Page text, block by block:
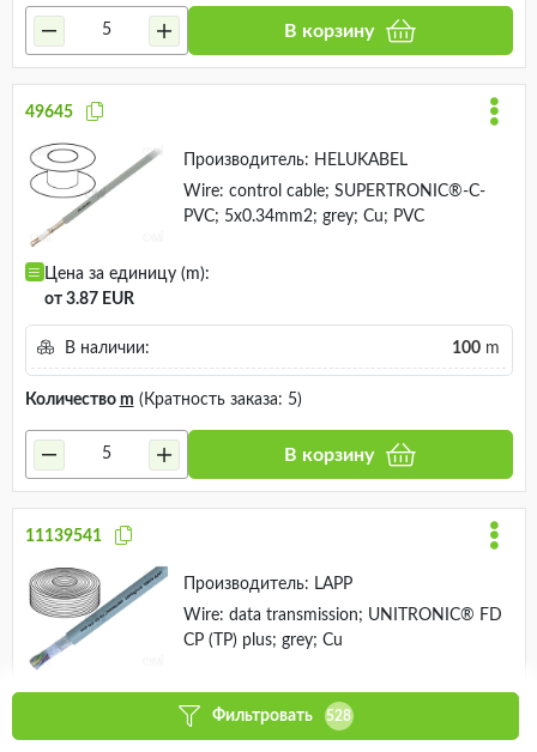
Фильтровать 528
В корзину
49645
Производитель: HELUKABEL
Wire: control cable; SUPERTRONIC®-C-
PVC; 5x0.34mm2; grey; Cu; PVC
Цена за единицу (m):
от 3.87 EUR
В наличии: 100m
Количество m (Кратность заказа: 5)
В корзину
11139541
Производитель: LAPP
Wire: data transmission; UNITRONIC® FD
CP (TP) plus; grey; Cu
Цена за единицу (m):